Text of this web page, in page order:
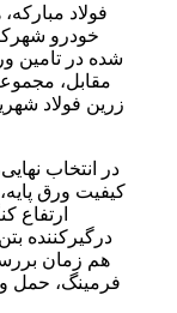
فولاد
خودرو
شده در تامین
مقابل،
زرین فولاد
در انتخاب
کیفیت ورق
ارتفاع
درگیرکننده
هم زمان
فرمینگ، حمل